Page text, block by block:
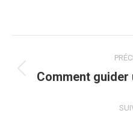
article
Comment guider